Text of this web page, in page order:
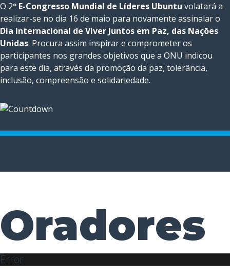
O 2º E-Congresso Mundial de Líderes Ubuntu volatará a
realizar-se no dia 16 de maio para novamente assinalar o
Dia Internacional de Viver Juntos em Paz, das Nações
Unidas. Procura assim inspirar e comprometer os
participantes nos grandes objetivos que a ONU indicou
para este dia, através da promoção da paz, tolerância,
inclusão, compreensão e solidariedade.
Oradores
Error